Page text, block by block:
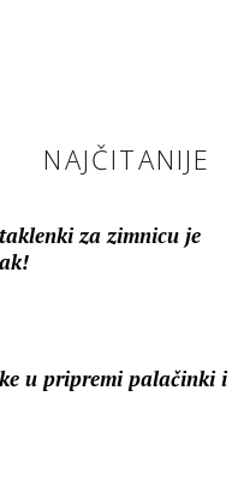
NAJČITANIJE
za zimnicu je
u pripremi palačinki